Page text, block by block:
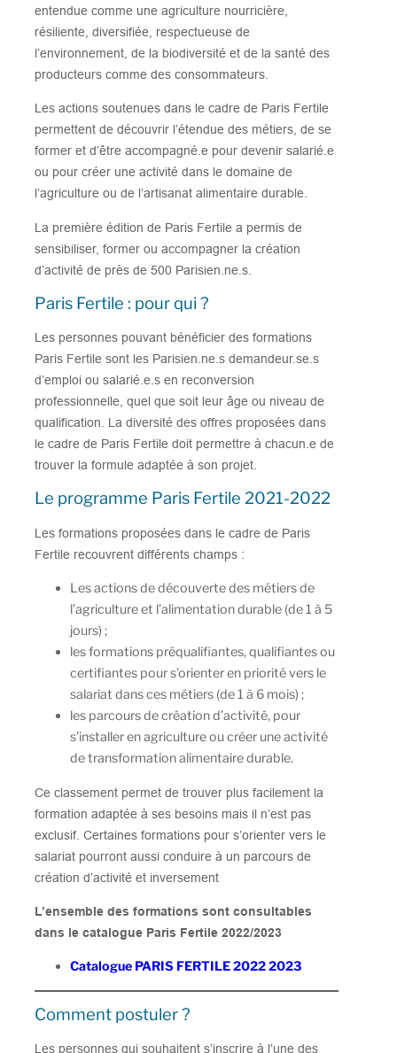
entendue comme une agriculture nourricière,
résiliente, diversifiée, respectueuse de
l’environnement, de la biodiversité et de la santé des
producteurs comme des consommateurs.
Les actions soutenues dans le cadre de Paris Fertile
permettent de découvrir l’étendue des métiers, de se
former et d’être accompagné.e pour devenir salarié.e
ou pour créer une activité dans le domaine de
l’agriculture ou de l’artisanat alimentaire durable.
La première édition de Paris Fertile a permis de
sensibiliser, former ou accompagner la création
d’activité de près de 500 Parisien.ne.s.
Paris Fertile : pour qui ?
Les personnes pouvant bénéficier des formations
Paris Fertile sont les Parisien.ne.s demandeur.se.s
d’emploi ou salarié.e.s en reconversion
professionnelle, quel que soit leur âge ou niveau de
qualification. La diversité des offres proposées dans
le cadre de Paris Fertile doit permettre à chacun.e de
trouver la formule adaptée à son projet.
Le programme Paris Fertile 2021-2022
Les formations proposées dans le cadre de Paris
Fertile recouvrent différents champs :
Les actions de découverte des métiers de
l’agriculture et l’alimentation durable (de 1 à 5
jours) ;
les formations préqualifiantes, qualifiantes ou
certifiantes pour s’orienter en priorité vers le
salariat dans ces métiers (de 1 à 6 mois) ;
les parcours de création d’activité, pour
s’installer en agriculture ou créer une activité
de transformation alimentaire durable.
Ce classement permet de trouver plus facilement la
formation adaptée à ses besoins mais il n’est pas
exclusif. Certaines formations pour s’orienter vers le
salariat pourront aussi conduire à un parcours de
création d’activité et inversement
L’ensemble des formations sont consultables
dans le catalogue Paris Fertile 2022/2023
Catalogue PARIS FERTILE 2022 2023
Comment postuler ?
Les personnes qui souhaitent s’inscrire à l’une des